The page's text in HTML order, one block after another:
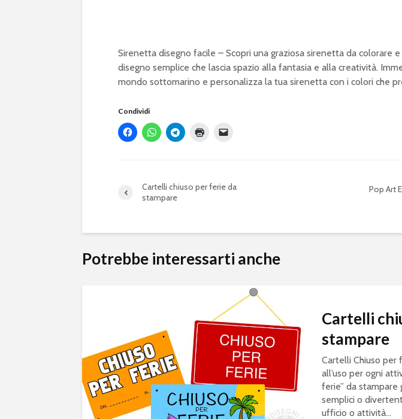
Sirenetta disegno facile – Scopri una graziosa sirenetta da colorare
disegno semplice che lascia spazio alla fantasia e alla creatività.
mondo sottomarino e personalizza la tua sirenetta con i colori che
Condividi
Cartelli chiuso per ferie da
stampare
Pop Art
Potrebbe interessarti anche
Cartelli
stampare
Cartelli Chiuso per
all’uso per ogni
ferie” da stampare
semplici o
ufficio o attività...